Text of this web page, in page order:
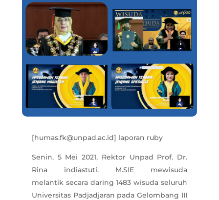
[humas.fk@unpad.ac.id] laporan ruby
Senin, 5 Mei 2021, Rektor Unpad Prof. Dr.
Rina indiastuti. M.SIE mewisuda
melantik secara daring 1483 wisuda seluruh
Universitas Padjadjaran pada Gelombang III